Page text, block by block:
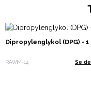
Dipropylenglykol (DPG) - 1
RAWM-14 Se